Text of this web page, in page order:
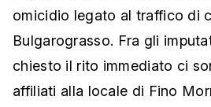
omicidio legato al traffico di
Bulgarograsso. Fra gli
chiesto il rito immediato ci
affiliati alla locale di Fino